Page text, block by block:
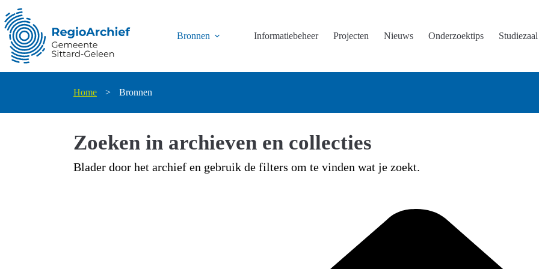
naar
de
inhoud
Bronnen Informatiebeheer Projecten Nieuws Onderzoektips Studiezaal
Home > Bronnen
Zoeken in archieven en collecties
Blader door het archief en gebruik de filters om te vinden wat je zoekt.